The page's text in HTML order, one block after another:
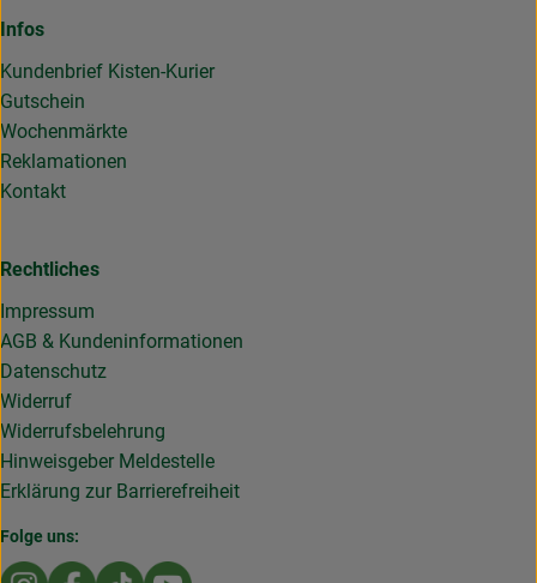
Infos
Kundenbrief Kisten-Kurier
Gutschein
Wochenmärkte
Reklamationen
Kontakt
Rechtliches
Impressum
AGB & Kundeninformationen
Datenschutz
Widerruf
Widerrufsbelehrung
Hinweisgeber Meldestelle
Erklärung zur Barrierefreiheit
Folge uns:
Externer Link zu https://www.instagram.com/
Externer Link zu https://www.facebook.com/
Externer Link zu https://www.tiktok.com/
Externer Link zu https://